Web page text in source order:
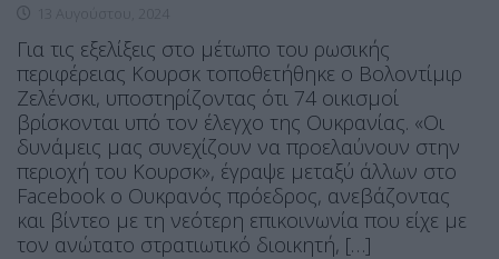
Για τις εξελίξεις στο μέτωπο του ρωσικής
περιφέρειας Κουρσκ τοποθετήθηκε ο Βολοντίμιρ
Ζελένσκι, υποστηρίζοντας ότι 74 οικισμοί
βρίσκονται υπό τον έλεγχο της Ουκρανίας. «Οι
δυνάμεις μας συνεχίζουν να προελαύνουν στην
περιοχή του Κουρσκ», έγραψε μεταξύ άλλων στο
Facebook ο Ουκρανός πρόεδρος, ανεβάζοντας
και βίντεο με τη νεότερη επικοινωνία που είχε με
τον ανώτατο στρατιωτικό διοικητή, […]